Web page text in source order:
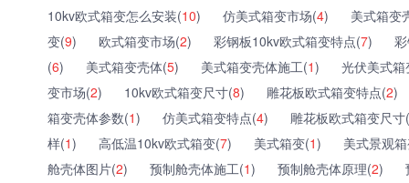
10kv欧式箱变怎么安装(10) 仿美式箱变市场(4)
美式箱变
变(9) 欧式箱变市场(2) 彩钢板10kv欧式箱变特点(7)
(6) 美式箱变壳体(5) 美式箱变壳体施工(1)
光伏美式
变市场(2) 10kv欧式箱变尺寸(8) 雕花板欧式箱变特点(2)
箱变壳体参数(1) 仿美式箱变特点(4)
雕花板欧式箱变尺寸(
样(1) 高低温10kv欧式箱变(7) 美式箱变(1)
美式景观
舱壳体图片(2) 预制舱壳体施工(1) 预制舱壳体原理(2)